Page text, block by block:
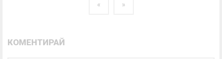
« »
КОМЕНТИРАЙ